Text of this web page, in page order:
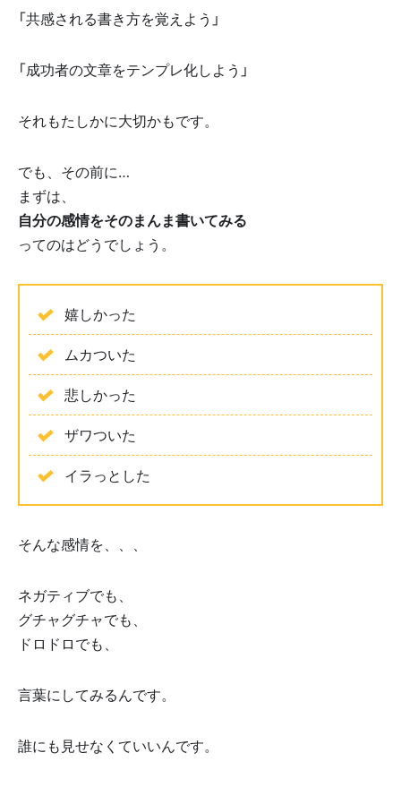
「共感される書き方を覚えよう」
「成功者の文章をテンプレ化しよう」
それもたしかに大切かもです。
でも、その前に…
まずは、
自分の感情をそのまんま書いてみる
ってのはどうでしょう。
嬉しかった
ムカついた
悲しかった
ザワついた
イラっとした
そんな感情を、、、
ネガティブでも、
グチャグチャでも、
ドロドロでも、
言葉にしてみるんです。
誰にも見せなくていいんです。